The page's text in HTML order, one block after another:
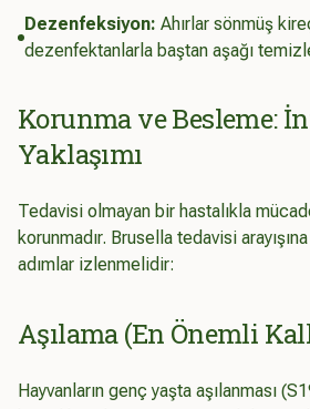
Dezenfeksiyon: Ahırlar sönmüş
dezenfektanlarla baştan aşağı
Korunma ve Besleme:
Yaklaşımı
Tedavisi olmayan bir hastalıkla
korunmadır. Brusella tedavisi
adımlar izlenmelidir:
Aşılama (En Önemli
Hayvanların genç yaşta aşılanması